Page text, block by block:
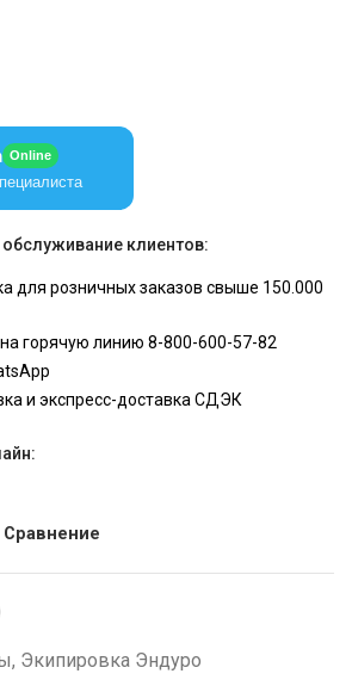
Online
клиентов:
для розничных заказов свыше 150.000
горячую линию 8-800-600-57-82
и экспресс-доставка СДЭК
Сравнение
, Экипировка Эндуро